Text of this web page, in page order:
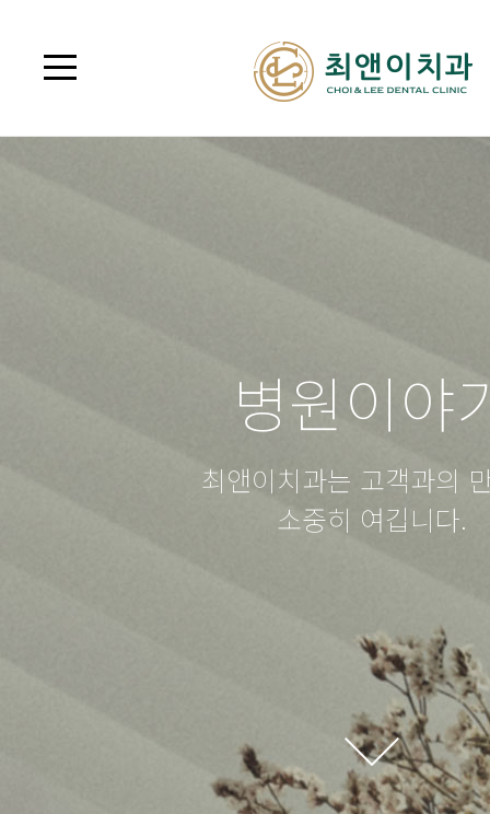
병원이야
최앤이치과는 고객과의
소중히 여깁니다.